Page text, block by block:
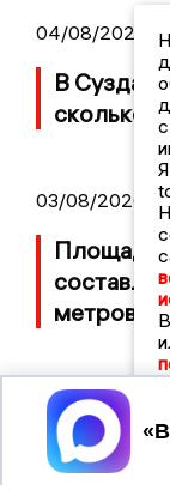
04/08/2026
В
сколько
03/08/2026
Площадь
метров